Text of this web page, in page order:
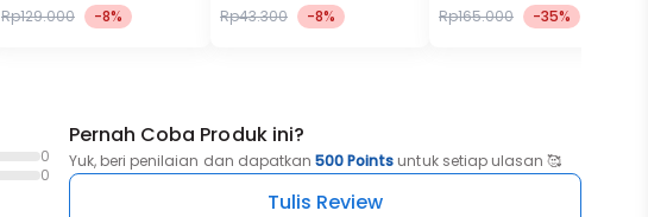
Rp129.000 -8% Rp43.300 -8% Rp165.000 -35%
0
0
Pernah Coba Produk ini?
Yuk, beri penilaian dan dapatkan 500 Points untuk setiap ulasan 🥰
Tulis Review